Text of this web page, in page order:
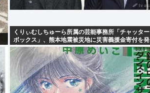
くりぃむしちゅーら所属の芸能事務所「チャッター
ボックス」、熊本地震被災地に災害義援金寄付を発
表